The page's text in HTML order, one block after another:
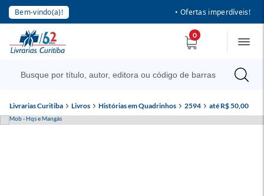
Bem-vindo(a)! • Ofertas imperdíveis!
0
Livrarias Curitiba Livros Histórias em Quadrinhos 2594 até R$ 50,00